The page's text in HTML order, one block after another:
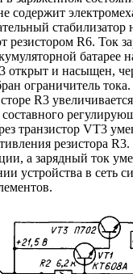
содержит
резистором R6. Ток
батарее
и насыщен,
ограничитель
R3
транзистор VT3
резистора
а зарядный ток
устройства в сеть